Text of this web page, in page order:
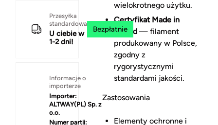
Przesyłka
standardowa
U ciebie w
1-2 dni!
Bezpłatnie
Informacje o
importerze
Importer:
ALTWAY(PL) Sp. z
o.o.
Numer partii:
wielokrotnego użytku.
Certyfikat Made in
Poland— filament
produkowany w Polsce,
zgodny z
rygorystycznymi
standardami jakości.
Zastosowania
Elementy ochronne i